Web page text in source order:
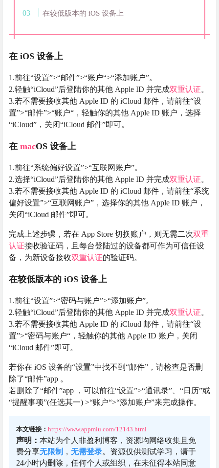
在较低版本的 iOS 设备上
在 iOS 设备上
1.前往“设置”>“邮件”>“账户“>“添加账户”。
2.轻触“iCloud”后登陆你的其他 Apple ID 并完成双重认证。
3.若不需要接收其他 Apple ID 的 iCloud 邮件，请前往“设
置”>“邮件”>“账户“，轻触你的其他 Apple ID 账户，选择
“iCloud”，关闭“iCloud 邮件”即可。
在 macOS 设备上
1.前往“系统偏好设置”>“互联网账户”。
2.选择“iCloud”后登陆你的其他 Apple ID 并完成双重认证。
3.若不需要接收其他 Apple ID 的 iCloud 邮件，请前往“系统
偏好设置”>“互联网账户”，选择你的其他 Apple ID 账户，
关闭“iCloud 邮件”即可。
完成上述步骤，若在 App Store 切换账户，则无需二次双重
认证接收验证码，且每台登陆过的设备都可作为可信任设
备，为新设备接收双重认证的验证码。
在较低版本的 iOS 设备上
1.前往“设置”>“密码与账户”>“添加账户”。
2.轻触“iCloud”后登陆你的其他 Apple ID 并完成双重认证。
3.若不需要接收其他 Apple ID 的 iCloud 邮件，请前往“设
置”>“密码与账户“，轻触你的其他 Apple ID 账户，关闭
“iCloud 邮件”即可。
若你在 iOS 设备的“设置”中找不到“邮件”，请检查是否删
除了“邮件”app 。
若删除了“邮件”app ，可以前往“设置”>“通讯录”、“日历”或
“提醒事项”(任选其一) >“账户“>“添加账户”来完成操作。
本文链接： https://www.appmiu.com/12143.html
声明： 本站为个人非盈利博客，资源均网络收集且免
费分享无限制 ， 无需登录。资源仅供测试学习，请于
24小时内删除，任何个人或组织，在未征得本站同意